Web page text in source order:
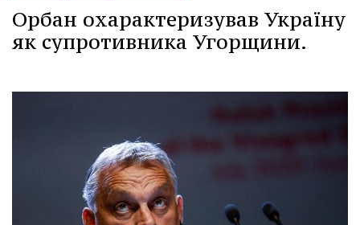
Орбан охарактеризував Україну
як супротивника Угорщини.